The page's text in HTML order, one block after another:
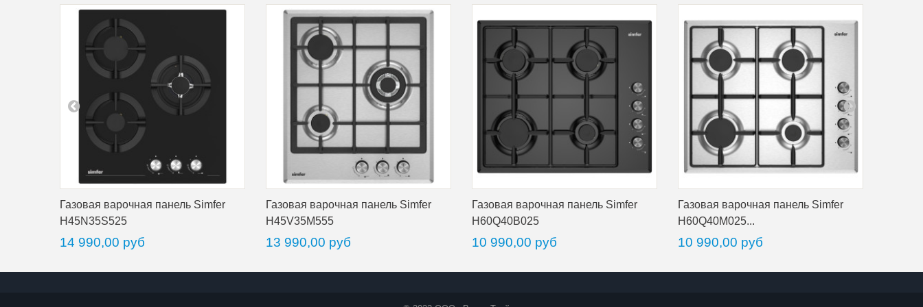
Газовая варочная панель Simfer
H45N35S525
14 990,00 руб
Газовая варочная панель Simfer
H45V35M555
13 990,00 руб
Газовая варочная панель Simfer
H60Q40B025
10 990,00 руб
Газовая варочная панель Simfer
H60Q40M025...
10 990,00 руб